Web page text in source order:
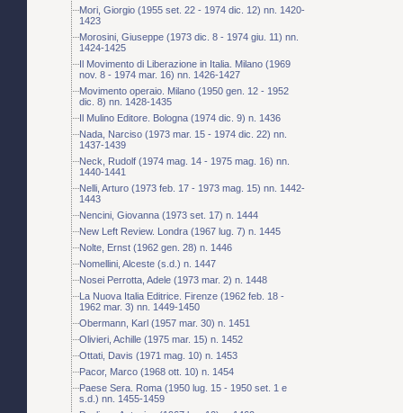
Mori, Giorgio (1955 set. 22 - 1974 dic. 12) nn. 1420-
1423
Morosini, Giuseppe (1973 dic. 8 - 1974 giu. 11) nn.
1424-1425
Il Movimento di Liberazione in Italia. Milano (1969
nov. 8 - 1974 mar. 16) nn. 1426-1427
Movimento operaio. Milano (1950 gen. 12 - 1952
dic. 8) nn. 1428-1435
Il Mulino Editore. Bologna (1974 dic. 9) n. 1436
Nada, Narciso (1973 mar. 15 - 1974 dic. 22) nn.
1437-1439
Neck, Rudolf (1974 mag. 14 - 1975 mag. 16) nn.
1440-1441
Nelli, Arturo (1973 feb. 17 - 1973 mag. 15) nn. 1442-
1443
Nencini, Giovanna (1973 set. 17) n. 1444
New Left Review. Londra (1967 lug. 7) n. 1445
Nolte, Ernst (1962 gen. 28) n. 1446
Nomellini, Alceste (s.d.) n. 1447
Nosei Perrotta, Adele (1973 mar. 2) n. 1448
La Nuova Italia Editrice. Firenze (1962 feb. 18 -
1962 mar. 3) nn. 1449-1450
Obermann, Karl (1957 mar. 30) n. 1451
Olivieri, Achille (1975 mar. 15) n. 1452
Ottati, Davis (1971 mag. 10) n. 1453
Pacor, Marco (1968 ott. 10) n. 1454
Paese Sera. Roma (1950 lug. 15 - 1950 set. 1 e
s.d.) nn. 1455-1459